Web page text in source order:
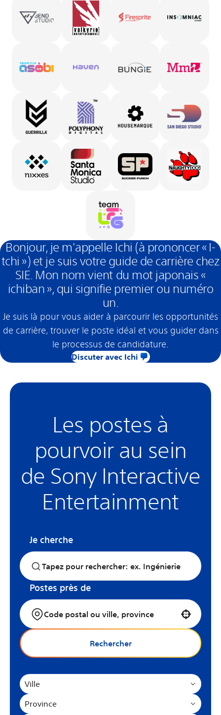
Bonjour, je m'appelle Ichi (à prononcer « I-
tchi ») et je suis votre guide de carrière chez
SIE. Mon nom vient du mot japonais «
ichiban », qui signifie premier ou numéro
un.
Je suis là pour vous aider à parcourir les opportunités
de carrière, trouver le poste idéal et vous guider dans
le processus de candidature.
Discuter avec Ichi
Les postes à
pourvoir au sein
de Sony Interactive
Entertainment
Je cherche
Postes près de
Use your location
Rechercher
Ville
Province